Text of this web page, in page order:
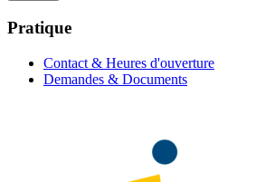
Pratique
Contact & Heures d'ouverture
Demandes & Documents